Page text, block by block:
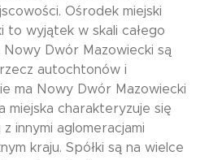
Ośrodek miejski
to wyjątek w skali całego
Nowy Dwór Mazowiecki są
autochtonów i
ma Nowy Dwór Mazowiecki
miejska charakteryzuje się
innymi aglomeracjami
kraju. Spółki są na wielce